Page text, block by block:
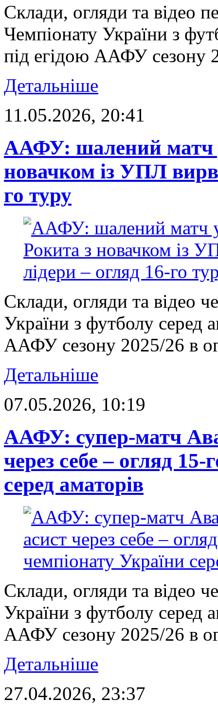
Склади, огляди та відео
Чемпіонату України з
під егідою ААФУ сезону
Детальніше
11.05.2026, 20:41
ААФУ: шалений матч
новачком із УПЛ
го туру
Склади, огляди та відео
України з футболу серед
ААФУ сезону 2025/26 в
Детальніше
07.05.2026, 10:19
ААФУ: супер-матч
через себе – огляд
серед аматорів
Склади, огляди та відео
України з футболу серед
ААФУ сезону 2025/26 в
Детальніше
27.04.2026, 23:37